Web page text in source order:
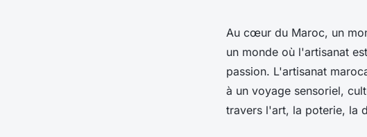
Où découvrir Au cœur du Maroc, un
un monde où l'artisanat
passion. L'artisanat
à un voyage sensoriel,
travers l'art, la poterie, la